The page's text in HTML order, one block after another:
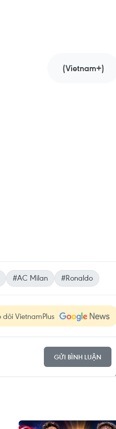
(Vietnam+)
#AC Milan #Ronaldo
dõi VietnamPlus
GỬI BÌNH LUẬN